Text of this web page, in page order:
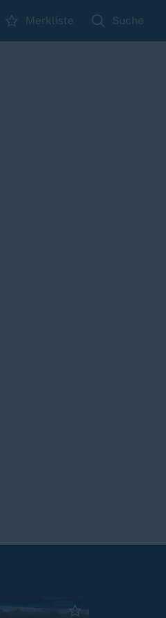
Merkliste Suche